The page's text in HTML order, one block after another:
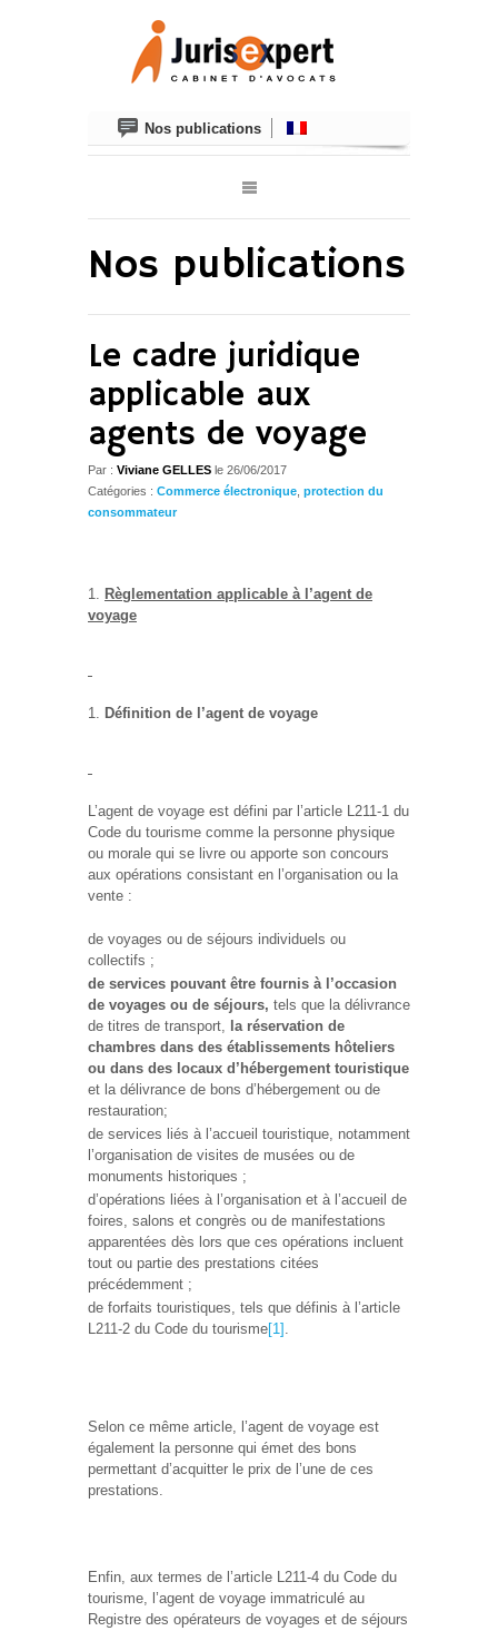
Nos publications
Nos publications
Le cadre juridique
applicable aux
agents de voyage
Par : Viviane GELLES le 26/06/2017
Catégories : Commerce électronique protection du
consommateur
Règlementation applicable à l’agent de
voyage
Définition de l’agent de voyage
L’agent de voyage est défini par l’article L211-1 du
Code du tourisme comme la personne physique
ou morale qui se livre ou apporte son concours
aux opérations consistant en l’organisation ou la
vente :
de voyages ou de séjours individuels ou
collectifs ;
de services pouvant être fournis à l’occasion
de voyages ou de séjours, tels que la délivrance
de titres de transport, la réservation de
chambres dans des établissements hôteliers
ou dans des locaux d’hébergement touristique
et la délivrance de bons d’hébergement ou de
restauration;
de services liés à l’accueil touristique, notamment
l’organisation de visites de musées ou de
monuments historiques ;
d’opérations liées à l’organisation et à l’accueil de
foires, salons et congrès ou de manifestations
apparentées dès lors que ces opérations incluent
tout ou partie des prestations citées
précédemment ;
de forfaits touristiques, tels que définis à l’article
L211-2 du Code du tourisme[1] .
Selon ce même article, l’agent de voyage est
également la personne qui émet des bons
permettant d’acquitter le prix de l’une de ces
prestations.
Enfin, aux termes de l’article L211-4 du Code du
tourisme, l’agent de voyage immatriculé au
Registre des opérateurs de voyages et de séjours